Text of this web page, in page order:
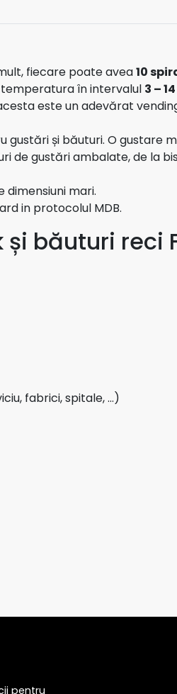
fiecare poate avea10
în intervalul 3 –
este un adevărat
și băuturi. O gustare
de gustări ambalate, de la
mari.
in protocolul MDB.
băuturi reci
fabrici, spitale, …)
pentru